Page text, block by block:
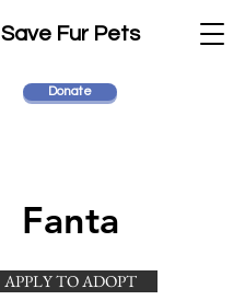
Save Fur Pets
Donate
Fanta
APPLY TO ADOPT